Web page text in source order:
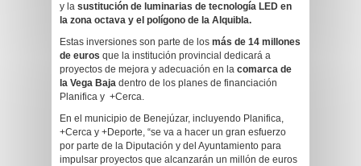
y la sustitución de luminarias de tecnología LED en
la zona octava y el polígono de la Alquibla.
Estas inversiones son parte de los más de 14 millones
de euros que la institución provincial dedicará a
proyectos de mejora y adecuación en la comarca de
la Vega Baja dentro de los planes de financiación
Planifica y +Cerca.
En el municipio de Benejúzar, incluyendo Planifica,
+Cerca y +Deporte, “se va a hacer un gran esfuerzo
por parte de la Diputación y del Ayuntamiento para
impulsar proyectos que alcanzarán un millón de euros